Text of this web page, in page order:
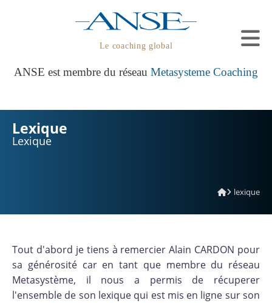
Le coaching global
ANSE est membre du réseau Metasysteme Coaching
Lexique
Lexique
lexique
Tout d'abord je tiens à remercier Alain CARDON pour
sa générosité car en tant que membre du réseau
Metasystème, il nous a permis de récuperer
l'ensemble de son lexique qui est mis en ligne sur son